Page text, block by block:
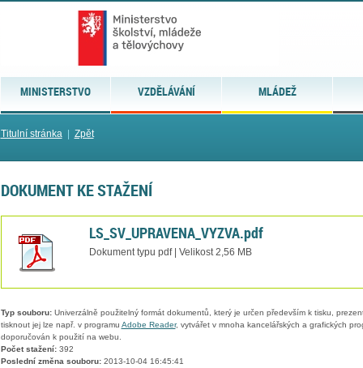
MINISTERSTVO VZDĚLÁVÁNÍ MLÁDEŽ
Titulní stránka| Zpět
DOKUMENT KE STAŽENÍ
LS_SV_UPRAVENA_VYZVA.pdf
Dokument typu pdf | Velikost 2,56 MB
Typ souboru:Univerzálně použitelný formát dokumentů, který je určen především k tisku,
tisknout jej lze např. v programu Adobe Reader, vytvářet v mnoha kancelářských a grafických
doporučován k použití na webu.
Počet stažení:392
Poslední změna souboru:2013-10-04 16:45:41